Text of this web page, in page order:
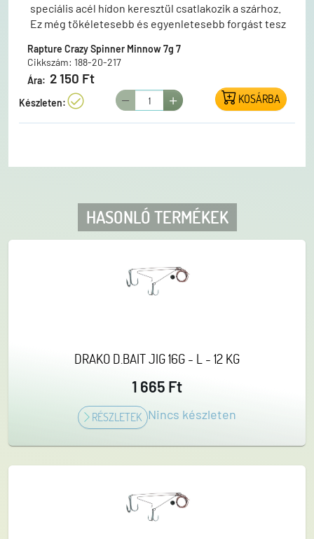
speciális acél hídon keresztül csatlakozik a szárhoz.
Ez még tökéletesebb és egyenletesebb forgást tesz
horog (szakállas) 1db egyes horog (szakáll nélküli)
Rapture Crazy Spinner Minnow 7g 7
Cikkszám: 188-20-217
Ára: 2 150 Ft
Készleten: KOSÁRBA
HASONLÓ TERMÉKEK
DRAKO D.BAIT JIG 16G - L - 12 KG
1 665 Ft
RÉSZLETEK Nincs készleten